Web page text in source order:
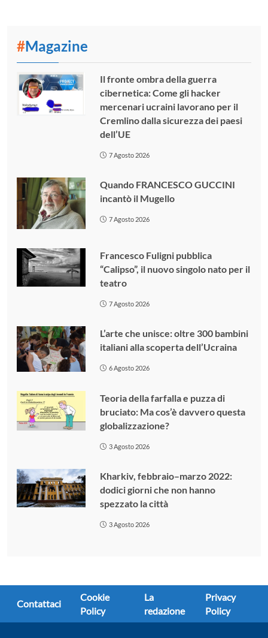
#Magazine
Il fronte ombra della guerra
cibernetica: Come gli hacker
mercenari ucraini lavorano per il
Cremlino dalla sicurezza dei paesi
dell’UE
7 Agosto 2026
Quando FRANCESCO GUCCINI
incantò il Mugello
7 Agosto 2026
Francesco Fuligni pubblica
“Calipso”, il nuovo singolo nato per il
teatro
7 Agosto 2026
L’arte che unisce: oltre 300 bambini
italiani alla scoperta dell’Ucraina
6 Agosto 2026
Teoria della farfalla e puzza di
bruciato: Ma cos’è davvero questa
globalizzazione?
3 Agosto 2026
Kharkiv, febbraio–marzo 2022:
dodici giorni che non hanno
spezzato la città
3 Agosto 2026
Contattaci
Cookie
Policy
La
redazione
Privacy
Policy